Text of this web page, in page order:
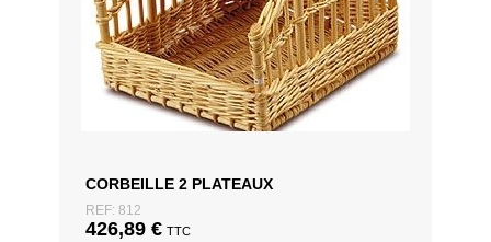
CORBEILLE 2 PLATEAUX
REF: 812
426,89 € TTC